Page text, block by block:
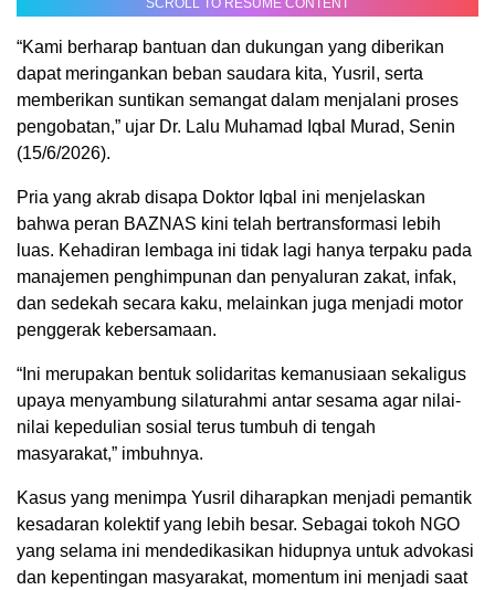
SCROLL TO RESUME CONTENT
“Kami berharap bantuan dan dukungan yang diberikan
dapat meringankan beban saudara kita, Yusril, serta
memberikan suntikan semangat dalam menjalani proses
pengobatan,” ujar Dr. Lalu Muhamad Iqbal Murad, Senin
(15/6/2026).
Pria yang akrab disapa Doktor Iqbal ini menjelaskan
bahwa peran BAZNAS kini telah bertransformasi lebih
luas. Kehadiran lembaga ini tidak lagi hanya terpaku pada
manajemen penghimpunan dan penyaluran zakat, infak,
dan sedekah secara kaku, melainkan juga menjadi motor
penggerak kebersamaan.
“Ini merupakan bentuk solidaritas kemanusiaan sekaligus
upaya menyambung silaturahmi antar sesama agar nilai-
nilai kepedulian sosial terus tumbuh di tengah
masyarakat,” imbuhnya.
Kasus yang menimpa Yusril diharapkan menjadi pemantik
kesadaran kolektif yang lebih besar. Sebagai tokoh NGO
yang selama ini mendedikasikan hidupnya untuk advokasi
dan kepentingan masyarakat, momentum ini menjadi saat